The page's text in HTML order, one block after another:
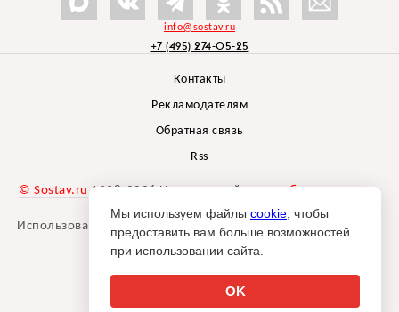
info@sostav.ru
+7 (495) 274-05-25
Контакты
Рекламодателям
Обратная связь
Rss
© Sostav.ru 1998-2026 Независимый проектбрендингового
агентства Depot
Использование материалов Sostav.ru допустимо только при
указании источника.
Мы используем файлы cookie , чтобы
предоставить вам больше возможностей
при использовании сайта.
OK